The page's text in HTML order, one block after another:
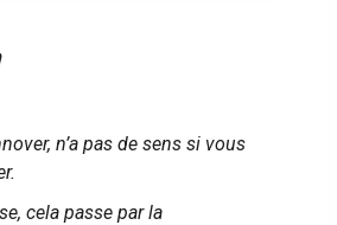
n’a pas de sens si vous
cela passe par la